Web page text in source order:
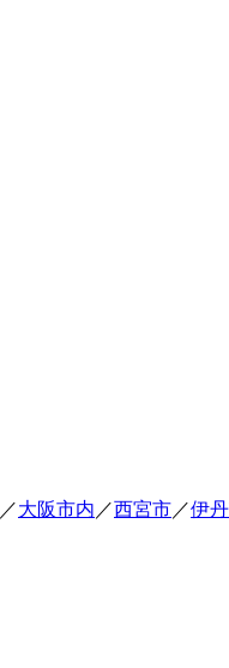
／大阪市内 ／西宮市／伊